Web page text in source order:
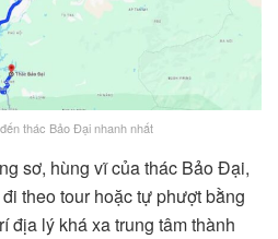
thác Bảo Đại nhanh nhất
sơ, hùng vĩ của thác Bảo Đại,
theo tour hoặc tự phượt bằng
địa lý khá xa trung tâm thành